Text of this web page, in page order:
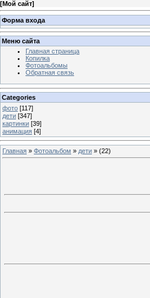
[Мой сайт]
Форма входа
Меню сайта
Главная страница
Копилка
Фотоальбомы
Обратная связь
Categories
фото [117]
дети [347]
картинки [39]
анимация [4]
Главная » Фотоальбом » дети » (22)